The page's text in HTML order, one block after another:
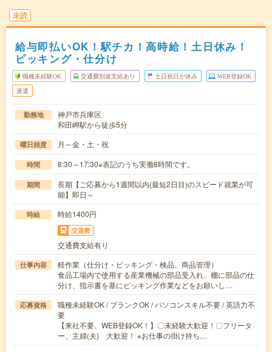
未読
給与即払いOK！駅チカ！高時給！土日休み！
ピッキング・仕分け
職種未経験OK 交通費別途支給あり 土日祝日が休み WEB登録OK
派遣
勤務地
神戸市兵庫区
和田岬駅から徒歩5分
曜日頻度 月～金・土・祝
時間 8:30～17:30※表記のうち実働8時間です。
期間
長期【ご応募から1週間以内(最短2日目)のスピード就業が可
能】即日～
時給 時給1400円
交通費
交通費支給有り
仕事内容
軽作業（仕分け・ピッキング・検品、商品管理）
食品工場内で使用する産業機械の部品受入れ、棚に部品の仕
分け、指示書を基にピッキング作業などをお願いし…
応募資格
職種未経験OK / ブランクOK / パソコンスキル不要 / 英語力不
要
【来社不要、WEB登録OK！】〇未経験大歓迎！〇フリータ
ー、主婦(夫) 大歓迎！ ※お仕事の掛け持ち…